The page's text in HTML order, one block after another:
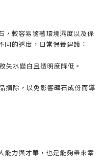
，較容易隨著環境濕度以及保
的透度，日常保養建議：
失水變白且透明度降低。
摘除，以免影響礦石成份而導
能力與才華，也是能夠帶來幸